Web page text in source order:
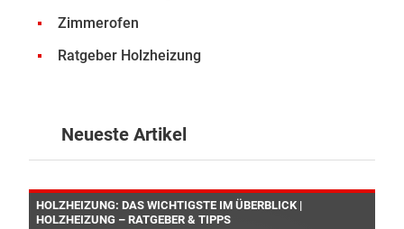
Zimmerofen
Ratgeber Holzheizung
Neueste Artikel
HOLZHEIZUNG: DAS WICHTIGSTE IM ÜBERBLICK |
HOLZHEIZUNG – RATGEBER & TIPPS